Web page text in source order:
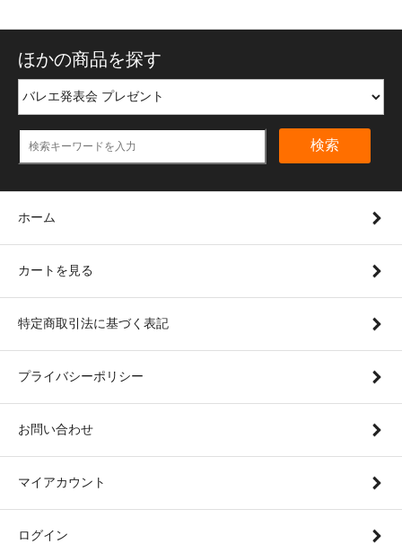
ほかの商品を探す
検索
ホーム
カートを見る
特定商取引法に基づく表記
プライバシーポリシー
お問い合わせ
マイアカウント
ログイン